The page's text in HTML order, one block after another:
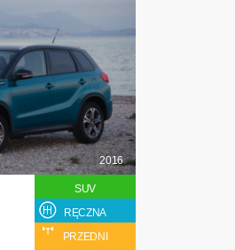
2016
SUV
RĘCZNA
PRZEDNI